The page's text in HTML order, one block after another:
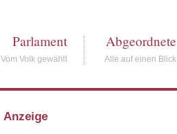
Parlament
Vom Volk gewählt
Abgeordnete
Alle auf einen Blick
Anzeige